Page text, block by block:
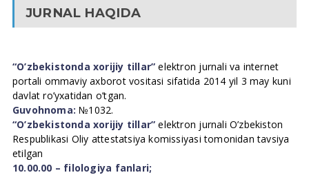
JURNAL HAQIDA
“O’zbekistonda xorijiy tillar” elektron jurnali va internet
portali ommaviy axborot vositasi sifatida 2014 yil 3 may kuni
davlat ro’yxatidan o’tgan.
Guvohnoma: №1032.
“O’zbekistonda xorijiy tillar” elektron jurnali O’zbekiston
Respublikasi Oliy attestatsiya komissiyasi tomonidan tavsiya
etilgan
10.00.00 – filologiya fanlari;